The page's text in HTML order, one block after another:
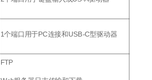
1个端口用于PC连接和USB-C型驱动器
FTP